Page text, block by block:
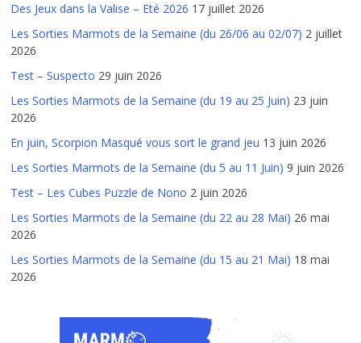
Des Jeux dans la Valise – Eté 2026 17 juillet 2026
Les Sorties Marmots de la Semaine (du 26/06 au 02/07) 2 juillet
2026
Test – Suspecto 29 juin 2026
Les Sorties Marmots de la Semaine (du 19 au 25 Juin) 23 juin
2026
En juin, Scorpion Masqué vous sort le grand jeu 13 juin 2026
Les Sorties Marmots de la Semaine (du 5 au 11 Juin) 9 juin 2026
Test – Les Cubes Puzzle de Nono 2 juin 2026
Les Sorties Marmots de la Semaine (du 22 au 28 Mai) 26 mai
2026
Les Sorties Marmots de la Semaine (du 15 au 21 Mai) 18 mai
2026